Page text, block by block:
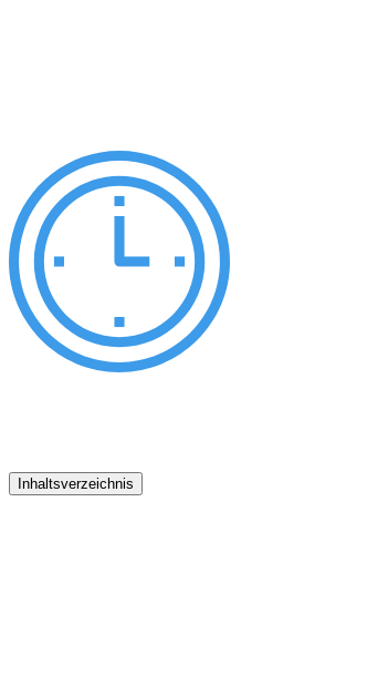
Inhaltsverzeichnis